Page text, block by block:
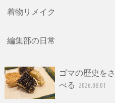
着物リメイク
編集部の日常
ゴマの歴史を
べる
2026.08.01